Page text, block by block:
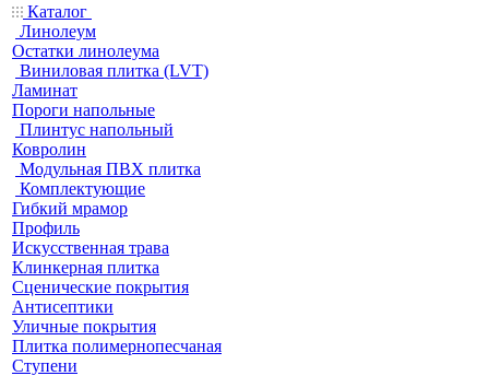
Каталог
Линолеум
Остатки линолеума
Виниловая плитка (LVT)
Ламинат
Пороги напольные
Плинтус напольный
Ковролин
Модульная ПВХ плитка
Комплектующие
Гибкий мрамор
Профиль
Искусственная трава
Клинкерная плитка
Сценические покрытия
Антисептики
Уличные покрытия
Плитка полимернопесчаная
Ступени